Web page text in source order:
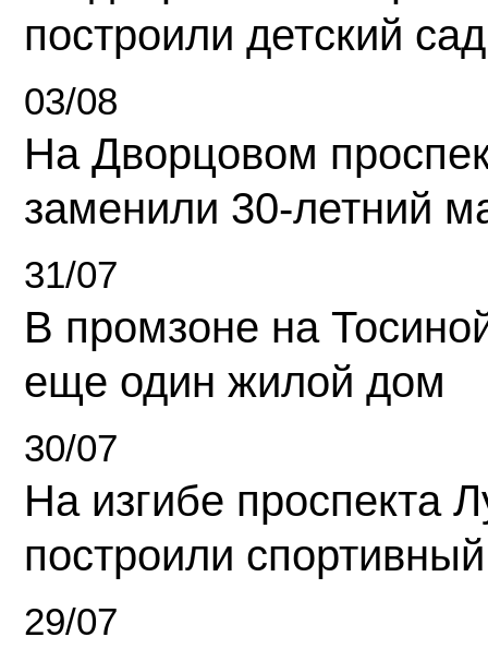
построили детский сад
03/08
На Дворцовом
заменили 30-летний
31/07
В промзоне на
еще один жилой дом
30/07
На изгибе проспекта
построили
29/07